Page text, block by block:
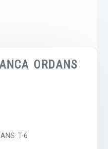
ORDANS
T-6